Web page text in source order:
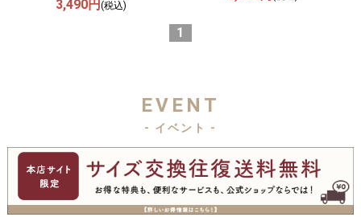
3,490円(税込)
1
EVENT
- イベント -